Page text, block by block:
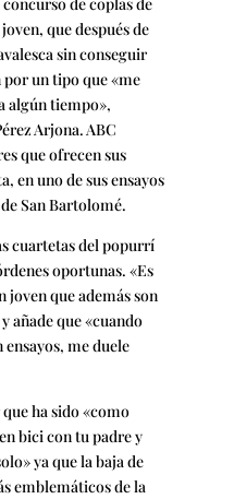
que después de
sin conseguir
un tipo que «me
algún tiempo»,
Arjona. ABC
que ofrecen sus
en uno de sus ensayos
San Bartolomé.
cuartetas del popurrí
oportunas. «Es
que además son
añade que «cuando
me duele
ha sido «como
bici con tu padre y
ya que la baja de
emblemáticos de la